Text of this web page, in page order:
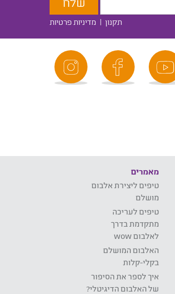
תקנון | מדיניות פרטיות
מאמרים
טיפים ליצירת אלבום
מושלם
טיפים לעריכה
מתקדמת בדרך
לאלבום wow
האלבום המושלם
בקלי-קלות
איך לספר את הסיפור
של האלבום הדיגיטלי?